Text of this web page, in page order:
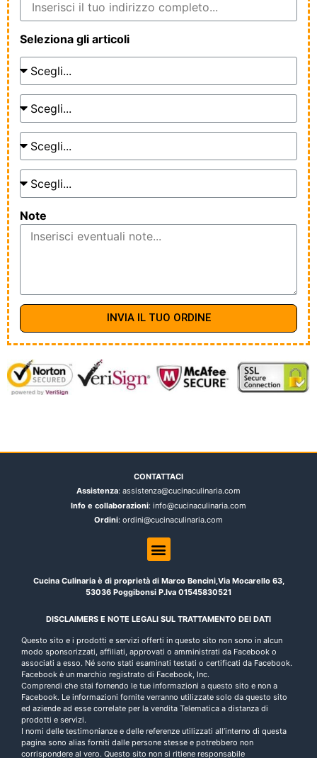
Seleziona gli articoli
Note
INVIA IL TUO ORDINE
CONTATTACI
Assistenza: assistenza@cucinaculinaria.com
Info e collaborazioni: info@cucinaculinaria.com
Ordini: ordini@cucinaculinaria.com
Cucina Culinaria è di proprietà di Marco Bencini,Via Mocarello 63,
53036 Poggibonsi P.Iva 01545830521
DISCLAIMERS E NOTE LEGALI SUL TRATTAMENTO DEI DATI
Questo sito e i prodotti e servizi offerti in questo sito non sono in alcun
modo sponsorizzati, affiliati, approvati o amministrati da Facebook o
associati a esso. Né sono stati esaminati testati o certificati da Facebook.
Facebook è un marchio registrato di Facebook, Inc.
Comprendi che stai fornendo le tue informazioni a questo sito e non a
Facebook. Le informazioni fornite verranno utilizzate solo da questo sito
ed aziende ad esse correlate per la vendita Telematica a distanza di
prodotti e servizi.
I nomi delle testimonianze e delle referenze utilizzati all’interno di questa
pagina sono alias forniti dalle persone stesse e potrebbero non
corrispondere al vero. Questo sito non si ritiene responsabile